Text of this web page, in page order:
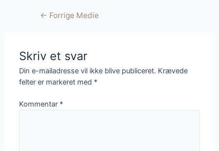
Indlægsnavigation
← Forrige Medie
Skriv et svar
Din e-mailadresse vil ikke blive publiceret. Krævede
felter er markeret med *
Kommentar *